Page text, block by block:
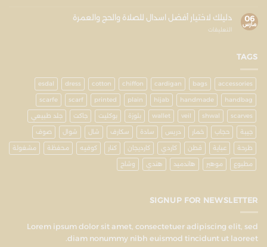
06
مارس
دليلك لاختيار أفضل اسدال للصلاة والحج والعمرة
التعليقات
TAGS
accessories
bags
cardigan
chiffon
cotton
dress
esdal
handbag
handmade
hijab
plain
printed
scarf
scarfe
scarves
shwal
veil
wallet بلوزة بوكليت جاكت جلد طبيعي
جيبة حجاب خمار دريس سادة سكارف شال شوال صوف
طرحة عباية قطن كاردي كارديجان كنار كوفيه محفظة مشغولة
مطبوع موهير هاندميد هندي وشاح
SIGNUP FOR NEWSLETTER
Lorem ipsum dolor sit amet, consectetuer adipiscing elit, sed
diam nonummy nibh euismod tincidunt ut laoreet.